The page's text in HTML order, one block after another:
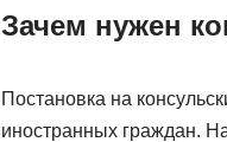
Зачем нужен
Постановка на
иностранных граждан.